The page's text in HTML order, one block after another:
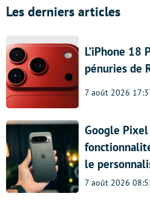
Les derniers articles
L’iPhone 18
pénuries de
7 août 2026
Google
le
7 août 2026